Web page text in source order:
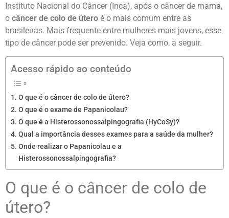
Instituto Nacional do Câncer (Inca), após o câncer de mama,
o câncer de colo de útero é o mais comum entre as
brasileiras. Mais frequente entre mulheres mais jovens, esse
tipo de câncer pode ser prevenido. Veja como, a seguir.
Acesso rápido ao conteúdo
O que é o câncer de colo de útero?
O que é o exame de Papanicolau?
O que é a Histerossonossalpingografia (HyCoSy)?
Qual a importância desses exames para a saúde da mulher?
Onde realizar o Papanicolau e a
Histerossonossalpingografia?
O que é o câncer de colo de
útero?